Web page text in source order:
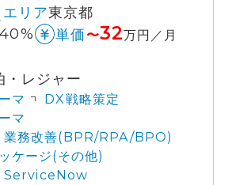
エリア東京都
単価 〜32万円／月
・レジャー
マ
DX戦略策定
マ
業務改善(BPR/RPA/BPO)
ケージ(その他)
ServiceNow